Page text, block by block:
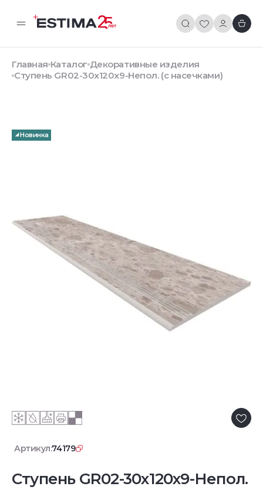
Главная Каталог Декоративные изделия
Ступень GR02-30x120x9-Непол. (с насечками)
Новинка
Артикул:74179
Ступень GR02-30x120x9-Непол.